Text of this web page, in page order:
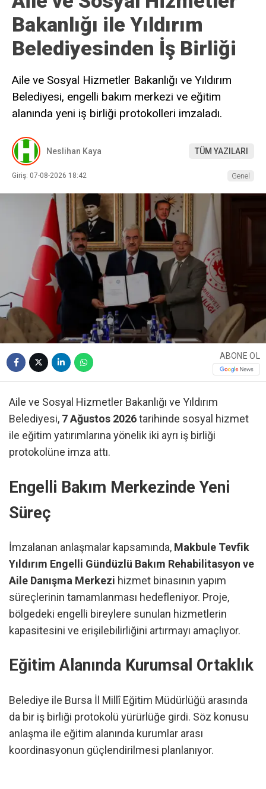
Bakanlığı ile Yıldırım
Belediyesinden İş Birliği
Aile ve Sosyal Hizmetler Bakanlığı ve Yıldırım
Belediyesi, engelli bakım merkezi ve eğitim
alanında yeni iş birliği protokolleri imzaladı.
Neslihan Kaya TÜM YAZILARI
Giriş: 07-08-2026 18:42 Genel
ABONE OL
Aile ve Sosyal Hizmetler Bakanlığı ve Yıldırım
Belediyesi, 7 Ağustos 2026tarihinde sosyal hizmet
ile eğitim yatırımlarına yönelik iki ayrı iş birliği
protokolüne imza attı.
Engelli Bakım Merkezinde Yeni
Süreç
İmzalanan anlaşmalar kapsamında, Makbule Tevfik
Yıldırım Engelli Gündüzlü Bakım Rehabilitasyon ve
Aile Danışma Merkezi hizmet binasının yapım
süreçlerinin tamamlanması hedefleniyor. Proje,
bölgedeki engelli bireylere sunulan hizmetlerin
kapasitesini ve erişilebilirliğini artırmayı amaçlıyor.
Eğitim Alanında Kurumsal Ortaklık
Belediye ile Bursa İl Millî Eğitim Müdürlüğü arasında
da bir iş birliği protokolü yürürlüğe girdi. Söz konusu
anlaşma ile eğitim alanında kurumlar arası
koordinasyonun güçlendirilmesi planlanıyor.